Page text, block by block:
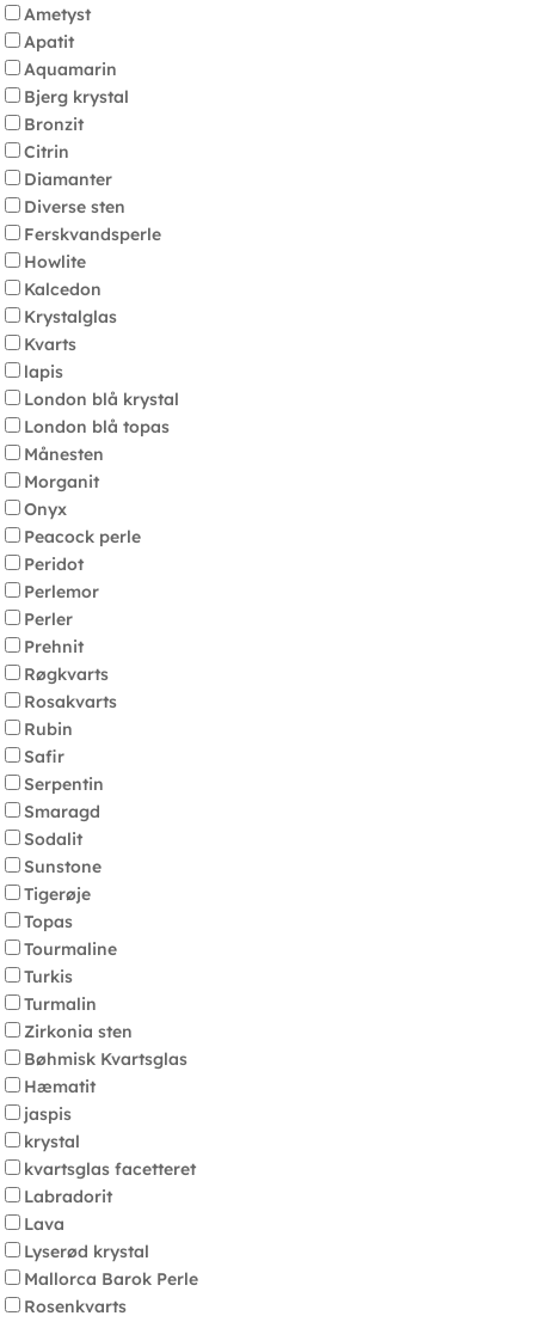
Ametyst
Apatit
Aquamarin
Bjerg krystal
Bronzit
Citrin
Diamanter
Diverse sten
Ferskvandsperle
Howlite
Kalcedon
Krystalglas
Kvarts
lapis
London blå krystal
London blå topas
Månesten
Morganit
Onyx
Peacock perle
Peridot
Perlemor
Perler
Prehnit
Røgkvarts
Rosakvarts
Rubin
Safir
Serpentin
Smaragd
Sodalit
Sunstone
Tigerøje
Topas
Tourmaline
Turkis
Turmalin
Zirkonia sten
Bøhmisk Kvartsglas
Hæmatit
jaspis
krystal
kvartsglas facetteret
Labradorit
Lava
Lyserød krystal
Mallorca Barok Perle
Rosenkvarts